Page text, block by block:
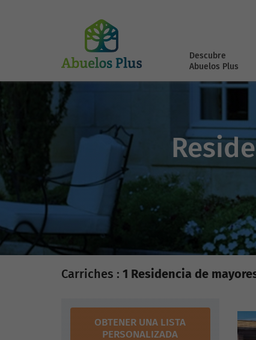
Descubre
Abuelos Plus
Carriches : 1 Residencia de
OBTENER UNA LISTA
PERSONALIZADA